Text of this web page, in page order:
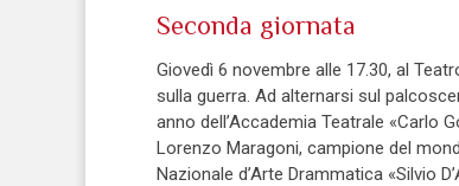
Seconda giornata
Giovedì 6 novembre alle 17.30, al
sulla guerra. Ad alternarsi sul
anno dell’Accademia Teatrale «Carlo
Lorenzo Maragoni, campione del
Nazionale d’Arte Drammatica «Silvio